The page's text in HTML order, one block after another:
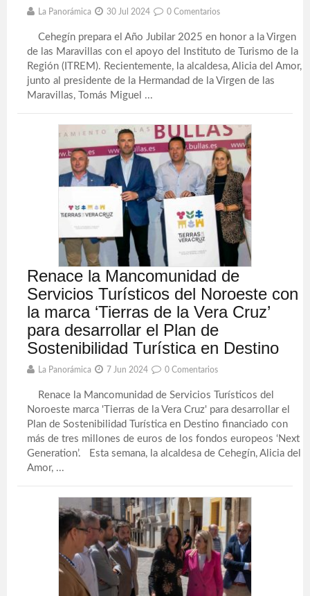
La Panorámica 30 Jul 2024 0 Comentarios
Cehegín prepara el Año Jubilar 2025 en honor a la Virgen
de las Maravillas con el apoyo del Instituto de Turismo de la
Región (ITREM). Recientemente, la alcaldesa, Alicia del Amor,
junto al presidente de la Hermandad de la Virgen de las
Maravillas, Tomás Miguel ...
Renace la Mancomunidad de
Servicios Turísticos del Noroeste con
la marca ‘Tierras de la Vera Cruz’
para desarrollar el Plan de
Sostenibilidad Turística en Destino
La Panorámica 7 Jun 2024 0 Comentarios
Renace la Mancomunidad de Servicios Turísticos del
Noroeste marca 'Tierras de la Vera Cruz' para desarrollar el
Plan de Sostenibilidad Turística en Destino financiado con
más de tres millones de euros de los fondos europeos ‘Next
Generation’. Esta semana, la alcaldesa de Cehegín, Alicia del
Amor, ...